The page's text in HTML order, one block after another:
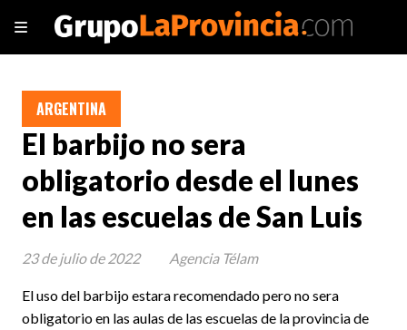
El barbijo no sera
obligatorio desde el lunes
en las escuelas de San Luis
El uso del barbijo estara recomendado pero no sera
obligatorio en las aulas de las escuelas de la provincia de
ARGENTINA
23 de julio de 2022 Agencia Télam